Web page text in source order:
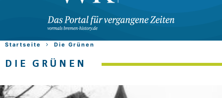
Startseite Die Grünen
DIE GRÜNEN